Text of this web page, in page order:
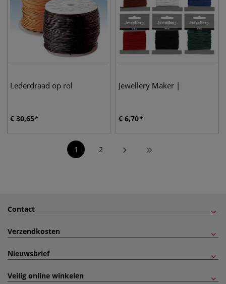
Lederdraad op rol
€ 30,65
Jewellery Maker |
€ 6,70
1 2
Contact
Verzendkosten
Nieuwsbrief
Veilig online winkelen